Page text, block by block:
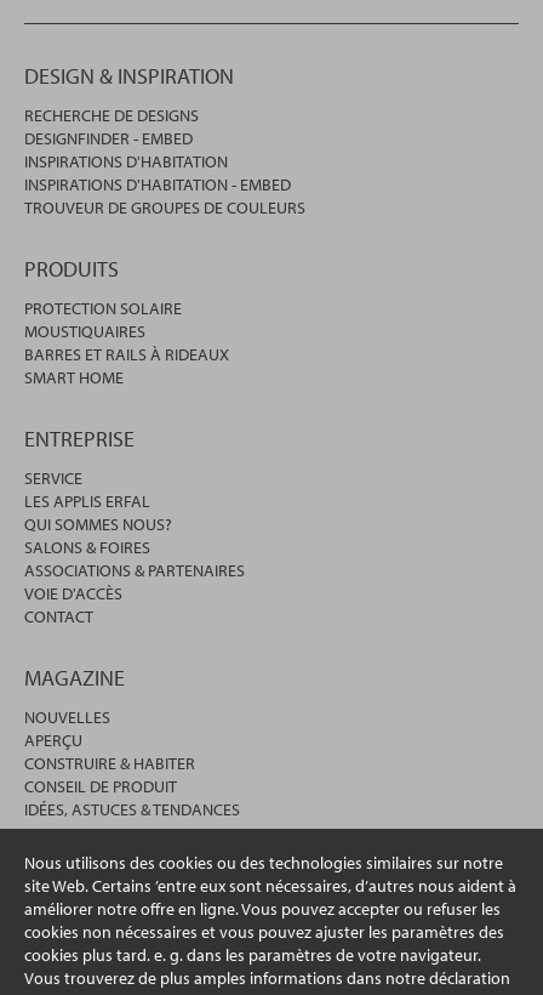
Nous utilisons des cookies ou des technologies similaires sur notre
site Web. Certains ’entre eux sont nécessaires, d’autres nous aident à
améliorer notre offre en ligne. Vous pouvez accepter ou refuser les
cookies non nécessaires et vous pouvez ajuster les paramètres des
cookies plus tard. e. g. dans les paramètres de votre navigateur.
Vous trouverez de plus amples informations dans notre déclaration
DESIGN & INSPIRATION
RECHERCHE DE DESIGNS
DESIGNFINDER - EMBED
INSPIRATIONS D'HABITATION
INSPIRATIONS D'HABITATION - EMBED
TROUVEUR DE GROUPES DE COULEURS
PRODUITS
PROTECTION SOLAIRE
MOUSTIQUAIRES
BARRES ET RAILS À RIDEAUX
SMART HOME
ENTREPRISE
SERVICE
LES APPLIS ERFAL
QUI SOMMES NOUS?
SALONS & FOIRES
ASSOCIATIONS & PARTENAIRES
VOIE D'ACCÈS
CONTACT
MAGAZINE
NOUVELLES
APERÇU
CONSTRUIRE & HABITER
CONSEIL DE PRODUIT
IDÉES, ASTUCES & TENDANCES